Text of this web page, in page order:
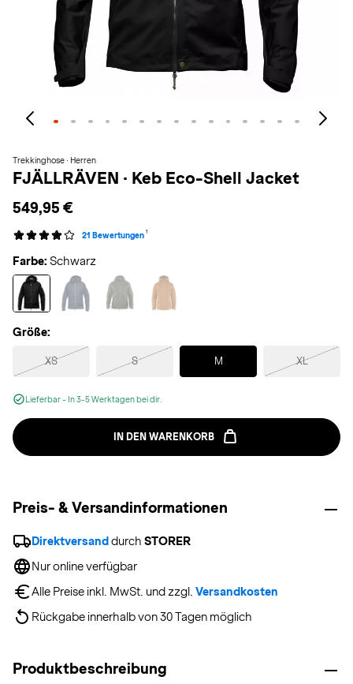
Trekkinghose · Herren
FJÄLLRÄVEN · Keb Eco-Shell Jacket
549,95 €
21 Bewertungen 1
Farbe: Schwarz
Größe:
XS S M XL
Lieferbar - In 3-5 Werktagen bei dir.
IN DEN WARENKORB
Preis- & Versandinformationen
Direktversand durch STORER
Nur online verfügbar
Alle Preise inkl. MwSt. und zzgl. Versandkosten
Rückgabe innerhalb von 30 Tagen möglich
Produktbeschreibung